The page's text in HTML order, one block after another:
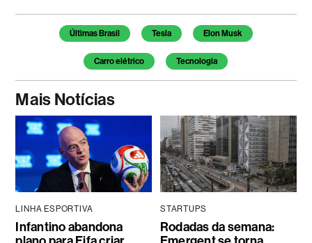
Temas deste artigo
Últimas Brasil Tesla Elon Musk
Carro elétrico Tecnologia
Mais Notícias
LINHA ESPORTIVA
Infantino abandona
STARTUPS
Rodadas da semana: